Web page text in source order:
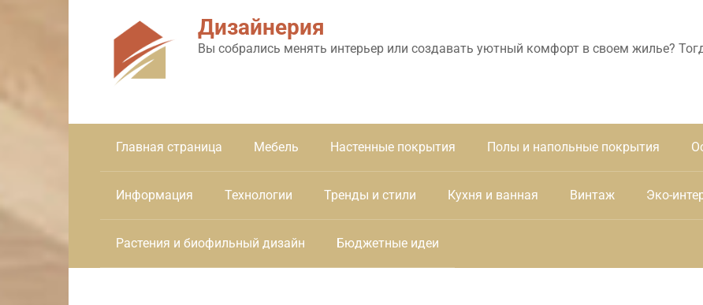
Дизайнерия
Вы собрались менять интерьер или создавать уютный комфорт в своем жилье?
Главная страница Мебель Настенные покрытия Полы и напольные покрытия
Информация Технологии Тренды и стили Кухня и ванная Винтаж Эко-
Растения и биофильный дизайн Бюджетные идеи